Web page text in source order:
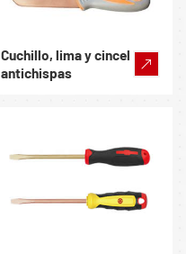
Cuchillo, lima y cincel
antichispas